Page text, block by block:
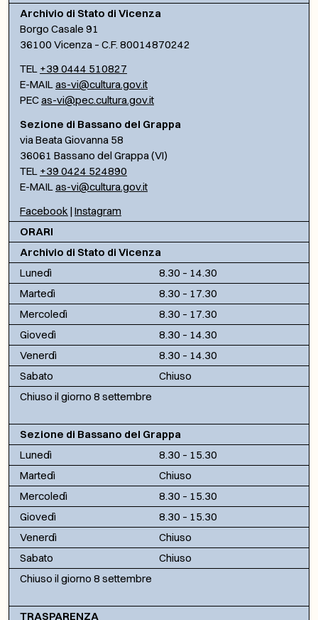
Archivio di Stato di Vicenza
Borgo Casale 91
36100 Vicenza – C.F. 80014870242
TEL +39 0444 510827
E-MAILas-vi@cultura.gov.it
PECas-vi@pec.cultura.gov.it
Sezione di Bassano del Grappa
via Beata Giovanna 58
36061 Bassano del Grappa (VI)
TEL +39 0424 524890
E-MAILas-vi@cultura.gov.it
Facebook | Instagram
ORARI
Archivio di Stato di Vicenza
Lunedì
8.30 – 14.30
Martedì
8.30 – 17.30
Mercoledì
8.30 – 17.30
Giovedì
8.30 – 14.30
Venerdì
8.30 – 14.30
Sabato
Chiuso
Chiuso il giorno 8 settembre
Sezione di Bassano del Grappa
Lunedì
8.30 – 15.30
Martedì
Chiuso
Mercoledì
8.30 – 15.30
Giovedì
8.30 – 15.30
Venerdì
Chiuso
Sabato
Chiuso
Chiuso il giorno 8 settembre
TRASPARENZA